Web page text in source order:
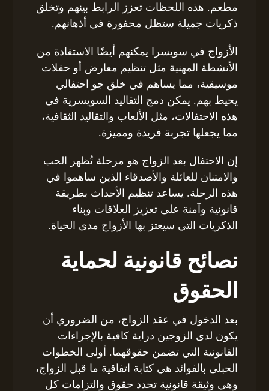
مطعم. هذه اللحظات تعزز الرابط بينهم وتخلق
ذكريات جميلة ستظل محفورة في أذهانهم.
الأزواج في سويسرا يمكنهم أيضًا الاستفادة من
الأنشطة المهنية مثل تنظيم معارض أو حفلات
موسيقية، مما يساهم في خلق جو احتفالي
يحيط بهم. يمكن دمج التقاليد السويسرية في
هذه الاحتفالات، مثل الألعاب والتقاليد الثقافية،
مما يجعلها تجربة فريدة ومميزة.
إن الاحتفال بعد الزواج هو مرحلة تُظهر الحب
والامتنان للعائلة والأصدقاء الذين ساهموا في
هذه الرحلة. يساعد تنظيم الأحداث بطريقة
قانونية وآمنة على تعزيز العلاقات وبناء
الذكريات التي سيعتز بها الأزواج مدى الحياة.
نصائح قانونية لحماية
الحقوق
بعد الدخول في عقد الزواج، من الضروري أن
يكون لدى الزوجين دراية كافية بالإجراءات
القانونية التي تضمن حقوقهما. أولى الخطوات
الحبلى بالفوائد هي كتابة اتفاقية ما قبل الزواج،
وهي وثيقة قانونية تحدد حقوق والتزامات كل